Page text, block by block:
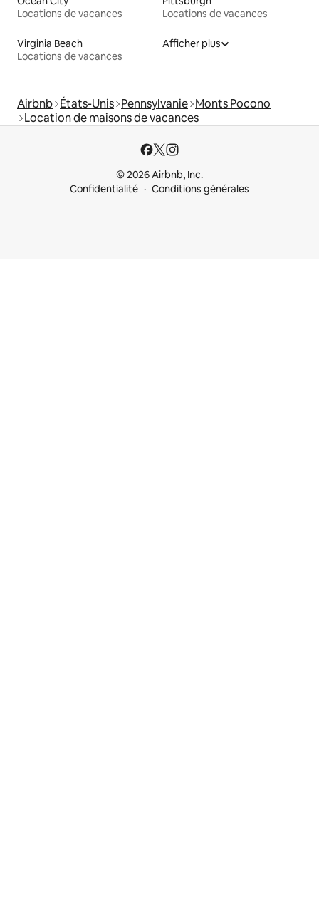
Locations de vacances
Locations de vacances
Virginia Beach
Locations de vacances
Afficher plus
Airbnb États-Unis Pennsylvanie Monts Pocono
Location de maisons de vacances
© 2026 Airbnb, Inc.
Confidentialité
Conditions générales